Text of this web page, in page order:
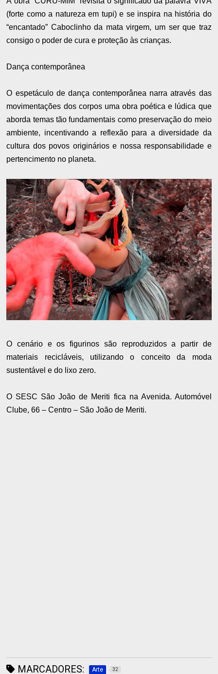
(forte como a natureza em tupi) e se inspira na história do
“encantado” Caboclinho da mata virgem, um ser que traz
consigo o poder de cura e proteção às crianças.
Dança contemporânea
O espetáculo de dança contemporânea narra através das
movimentações dos corpos uma obra poética e lúdica que
aborda temas tão fundamentais como preservação do meio
ambiente, incentivando a reflexão para a diversidade da
cultura dos povos originários e nossa responsabilidade e
pertencimento no planeta.
O cenário e os figurinos são reproduzidos a partir de
materiais recicláveis, utilizando o conceito da moda
sustentável e do lixo zero.
O SESC São João de Meriti fica na Avenida. Automóvel
Clube, 66 – Centro – São João de Meriti.
MARCADORES: Arte 32